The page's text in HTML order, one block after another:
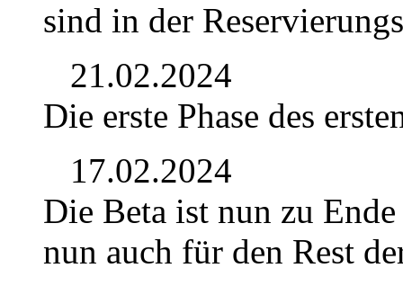
sind in der
21.02.2024
Die erste Phase des
17.02.2024
Die Beta ist nun zu
nun auch für den Rest